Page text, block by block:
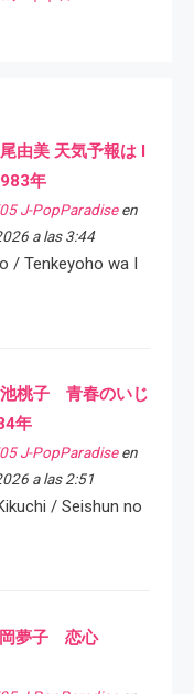
尾由美 天気予報は I
年
J-PopParadiseen
a las 3:44
/ Tenkeyoho wa I
池桃子 青春のいじ
年
J-PopParadiseen
a las 2:51
/ Seishun no
岡夢子 恋心